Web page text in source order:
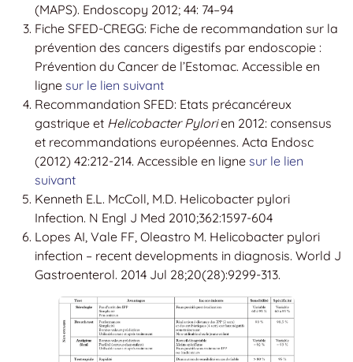
(MAPS). Endoscopy 2012; 44: 74–94
Fiche SFED-CREGG: Fiche de recommandation sur la
prévention des cancers digestifs par endoscopie :
Prévention du Cancer de l’Estomac. Accessible en
ligne sur le lien suivant
Recommandation SFED: Etats précancéreux
gastrique et Helicobacter Pylorien 2012: consensus
et recommandations européennes. Acta Endosc
(2012) 42:212-214. Accessible en ligne sur le lien
suivant
Kenneth E.L. McColl, M.D. Helicobacter pylori
Infection. N Engl J Med 2010;362:1597-604
Lopes AI, Vale FF, Oleastro M. Helicobacter pylori
infection – recent developments in diagnosis. World J
Gastroenterol. 2014 Jul 28;20(28):9299-313.